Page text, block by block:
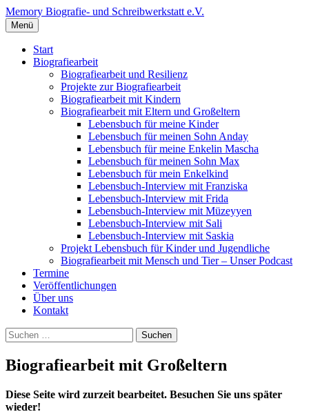
Zum
Inhalt
überspringen
Memory Biografie- und Schreibwerkstatt e.V.
Menü
Start
Biografiearbeit
Biografiearbeit und Resilienz
Projekte zur Biografiearbeit
Biografiearbeit mit Kindern
Biografiearbeit mit Eltern und Großeltern
Lebensbuch für meine Kinder
Lebensbuch für meinen Sohn Anday
Lebensbuch für meine Enkelin Mascha
Lebensbuch für meinen Sohn Max
Lebensbuch für mein Enkelkind
Lebensbuch-Interview mit Franziska
Lebensbuch-Interview mit Frida
Lebensbuch-Interview mit Müzeyyen
Lebensbuch-Interview mit Sali
Lebensbuch-Interview mit Saskia
Projekt Lebensbuch für Kinder und Jugendliche
Biografiearbeit mit Mensch und Tier – Unser Podcast
Termine
Veröffentlichungen
Über uns
Kontakt
Suchen
nach:
Biografiearbeit mit Großeltern
Diese Seite wird zurzeit bearbeitet. Besuchen Sie uns später
wieder!